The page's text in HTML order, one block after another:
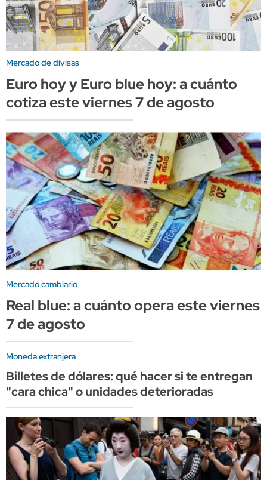
Mercado de divisas
Euro hoy y Euro blue hoy: a cuánto
cotiza este viernes 7 de agosto
Mercado cambiario
Real blue: a cuánto opera este viernes
7 de agosto
Moneda extranjera
Billetes de dólares: qué hacer si te entregan
"cara chica" o unidades deterioradas